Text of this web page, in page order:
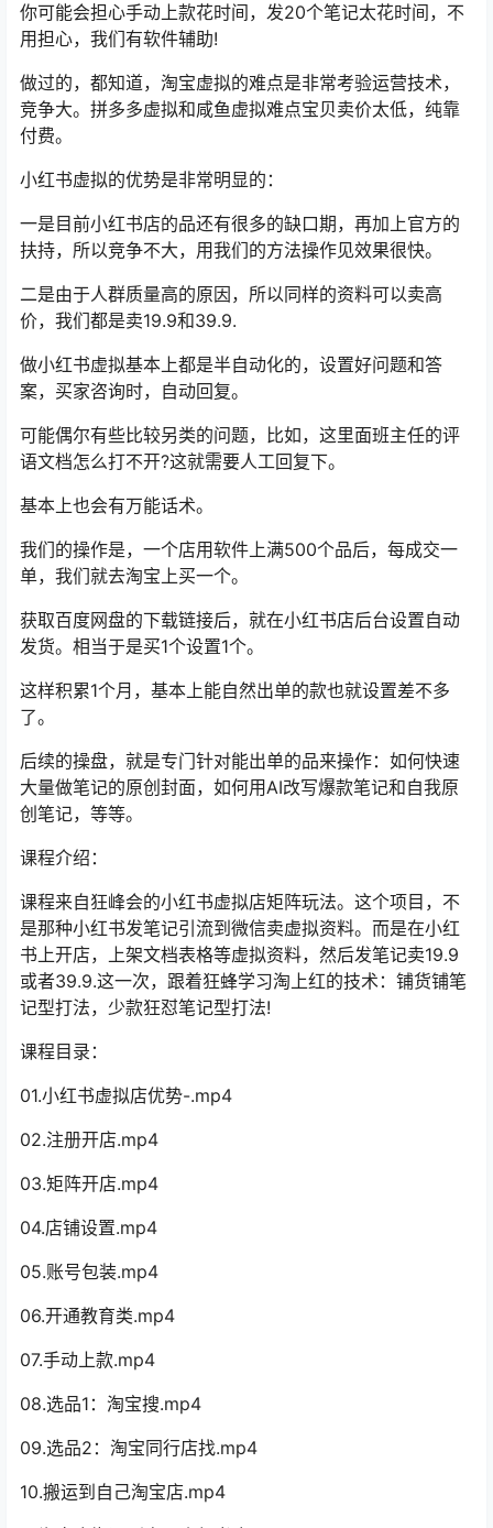
你可能会担心手动上款花时间，发20个笔记太花时间，不
用担心，我们有软件辅助!
做过的，都知道，淘宝虚拟的难点是非常考验运营技术，
竞争大。拼多多虚拟和咸鱼虚拟难点宝贝卖价太低，纯靠
付费。
小红书虚拟的优势是非常明显的：
一是目前小红书店的品还有很多的缺口期，再加上官方的
扶持，所以竞争不大，用我们的方法操作见效果很快。
二是由于人群质量高的原因，所以同样的资料可以卖高
价，我们都是卖19.9和39.9.
做小红书虚拟基本上都是半自动化的，设置好问题和答
案，买家咨询时，自动回复。
可能偶尔有些比较另类的问题，比如，这里面班主任的评
语文档怎么打不开?这就需要人工回复下。
基本上也会有万能话术。
我们的操作是，一个店用软件上满500个品后，每成交一
单，我们就去淘宝上买一个。
获取百度网盘的下载链接后，就在小红书店后台设置自动
发货。相当于是买1个设置1个。
这样积累1个月，基本上能自然出单的款也就设置差不多
了。
后续的操盘，就是专门针对能出单的品来操作：如何快速
大量做笔记的原创封面，如何用AI改写爆款笔记和自我原
创笔记，等等。
课程介绍：
课程来自狂峰会的小红书虚拟店矩阵玩法。这个项目，不
是那种小红书发笔记引流到微信卖虚拟资料。而是在小红
书上开店，上架文档表格等虚拟资料，然后发笔记卖19.9
或者39.9.这一次，跟着狂蜂学习淘上红的技术：铺货铺笔
记型打法，少款狂怼笔记型打法!
课程目录：
01.小红书虚拟店优势-.mp4
02.注册开店.mp4
03.矩阵开店.mp4
04.店铺设置.mp4
05.账号包装.mp4
06.开通教育类.mp4
07.手动上款.mp4
08.选品1：淘宝搜.mp4
09.选品2：淘宝同行店找.mp4
10.搬运到自己淘宝店.mp4